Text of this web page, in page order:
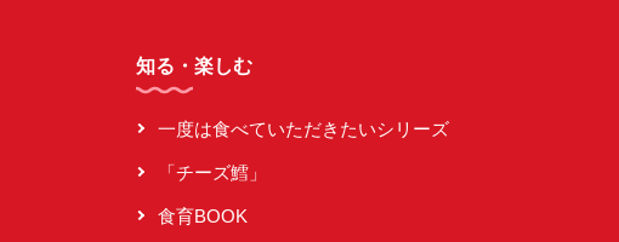
知る・楽しむ
一度は食べていただきたいシリーズ
「チーズ鱈」
食育BOOK